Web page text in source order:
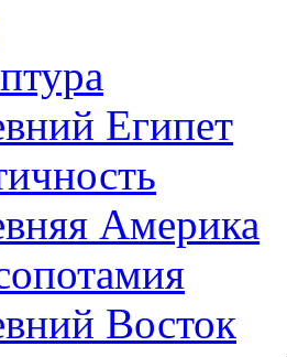
Египет
Америка
Восток